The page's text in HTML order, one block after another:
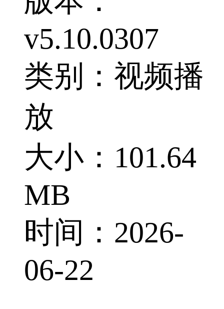
v5.10.0307
类别：视频播
放
大小：101.64
MB
时间：2026-
06-22